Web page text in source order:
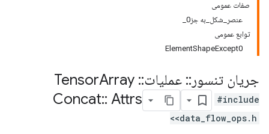
صفات عمومی
عنصر_شکل_به جز0_
توابع عمومی
ElementShapeExcept0
جریان تنسور :: عملیات::
Array
Concat:: Attrs
#include
<data_flow_ops.h>